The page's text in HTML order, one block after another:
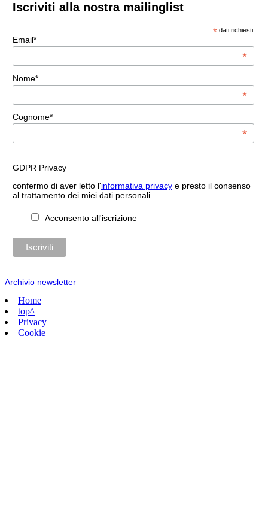
Iscriviti alla nostra mailinglist
* dati richiesti
Email*
*
Nome*
*
Cognome*
*
GDPR Privacy
confermo di aver letto l'informativa privacye presto il consenso
al trattamento dei miei dati personali
Acconsento all'iscrizione
Archivio newsletter
Home
top^
Privacy
Cookie